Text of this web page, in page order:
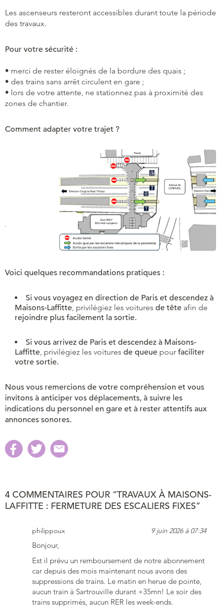
Les ascenseurs resteront accessibles durant toute la période
des travaux.
Pour votre sécurité :
• merci de rester éloignés de la bordure des quais ;
• des trains sans arrêt circulent en gare ;
• lors de votre attente, ne stationnez pas à proximité des
zones de chantier.
Comment adapter votre trajet ?
Voici quelques recommandations pratiques :
Si vous voyagez en direction de Paris et descendez à
Maisons-Laffitte , privilégiez les voitures de tête afin de
rejoindre plus facilement la sortie.
Si vous arrivez de Paris et descendez à Maisons-
Laffitte , privilégiez les voitures de queue pour faciliter
votre sortie.
Nous vous remercions de votre compréhension et vous
invitons à anticiper vos déplacements, à suivre les
indications du personnel en gare et à rester attentifs aux
annonces sonores.
4 COMMENTAIRES POUR “TRAVAUX À MAISONS-
LAFFITTE : FERMETURE DES ESCALIERS FIXES”
philippoux 9 juin 2026 à 07:34
Bonjour,
Est il prévu un remboursement de notre abonnement
car depuis des mois maintenant nous avons des
suppressions de trains. Le matin en herue de pointe,
aucun train à Sartrouville durant +35mn! Le soir des
trains supprimés, aucun RER les week-ends.